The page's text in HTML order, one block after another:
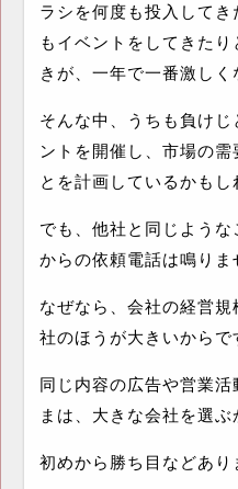
ラシを何度も投入して
もイベントをしてきた
きが、一年で一番激しく
そんな中、うちも負け
ントを開催し、市場の
とを計画しているかもし
でも、他社と同じような
からの依頼電話は鳴りま
なぜなら、会社の経営
社のほうが大きいからで
同じ内容の広告や営業
まは、大きな会社を選ぶ
初めから勝ち目などあり